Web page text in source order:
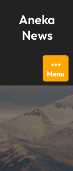
content
Aneka
News
Menu